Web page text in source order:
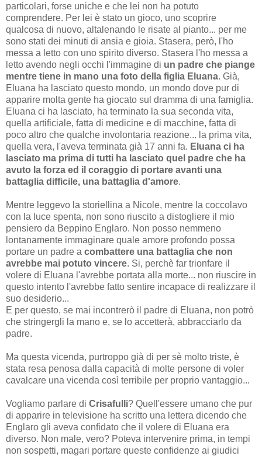
particolari, forse uniche e che lei non ha potuto
comprendere. Per lei è stato un gioco, uno scoprire
qualcosa di nuovo, altalenando le risate al pianto... per me
sono stati dei minuti di ansia e gioia. Stasera, però, l'ho
messa a letto con uno spirito diverso. Stasera l'ho messa a
letto avendo negli occhi l'immagine di un padre che piange
mentre tiene in mano una foto della figlia Eluana. Già,
Eluana ha lasciato questo mondo, un mondo dove pur di
apparire molta gente ha giocato sul dramma di una famiglia.
Eluana ci ha lasciato, ha terminato la sua seconda vita,
quella artificiale, fatta di medicine e di macchine, fatta di
poco altro che qualche involontaria reazione... la prima vita,
quella vera, l'aveva terminata già 17 anni fa. Eluana ci ha
lasciato ma prima di tutti ha lasciato quel padre che ha
avuto la forza ed il coraggio di portare avanti una
battaglia difficile, una battaglia d'amore.
Mentre leggevo la storiellina a Nicole, mentre la coccolavo
con la luce spenta, non sono riuscito a distogliere il mio
pensiero da Beppino Englaro. Non posso nemmeno
lontanamente immaginare quale amore profondo possa
portare un padre a combattere una battaglia che non
avrebbe mai potuto vincere. Si, perchè far trionfare il
volere di Eluana l'avrebbe portata alla morte... non riuscire in
questo intento l'avrebbe fatto sentire incapace di realizzare il
suo desiderio...
E per questo, se mai incontrerò il padre di Eluana, non potrò
che stringergli la mano e, se lo accetterà, abbracciarlo da
padre.
Ma questa vicenda, purtroppo già di per sè molto triste, è
stata resa penosa dalla capacità di molte persone di voler
cavalcare una vicenda così terribile per proprio vantaggio...
Vogliamo parlare di Crisafulli? Quell'essere umano che pur
di apparire in televisione ha scritto una lettera dicendo che
Englaro gli aveva confidato che il volere di Eluana era
diverso. Non male, vero? Poteva intervenire prima, in tempi
non sospetti, magari portare queste confidenze ai giudici